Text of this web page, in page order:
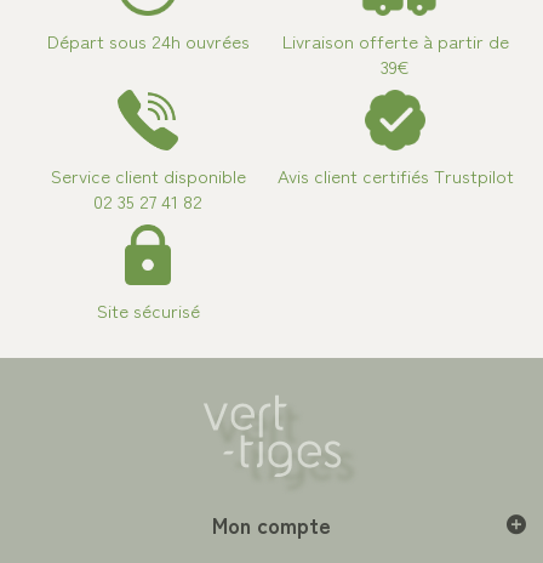
Départ sous 24h ouvrées
Livraison offerte à partir de
39€
Service client disponible
02 35 27 41 82
Avis client certifiés Trustpilot
Site sécurisé
Mon compte